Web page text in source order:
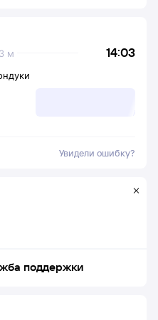
14:03
м
Увидели ошибку?
поддержки